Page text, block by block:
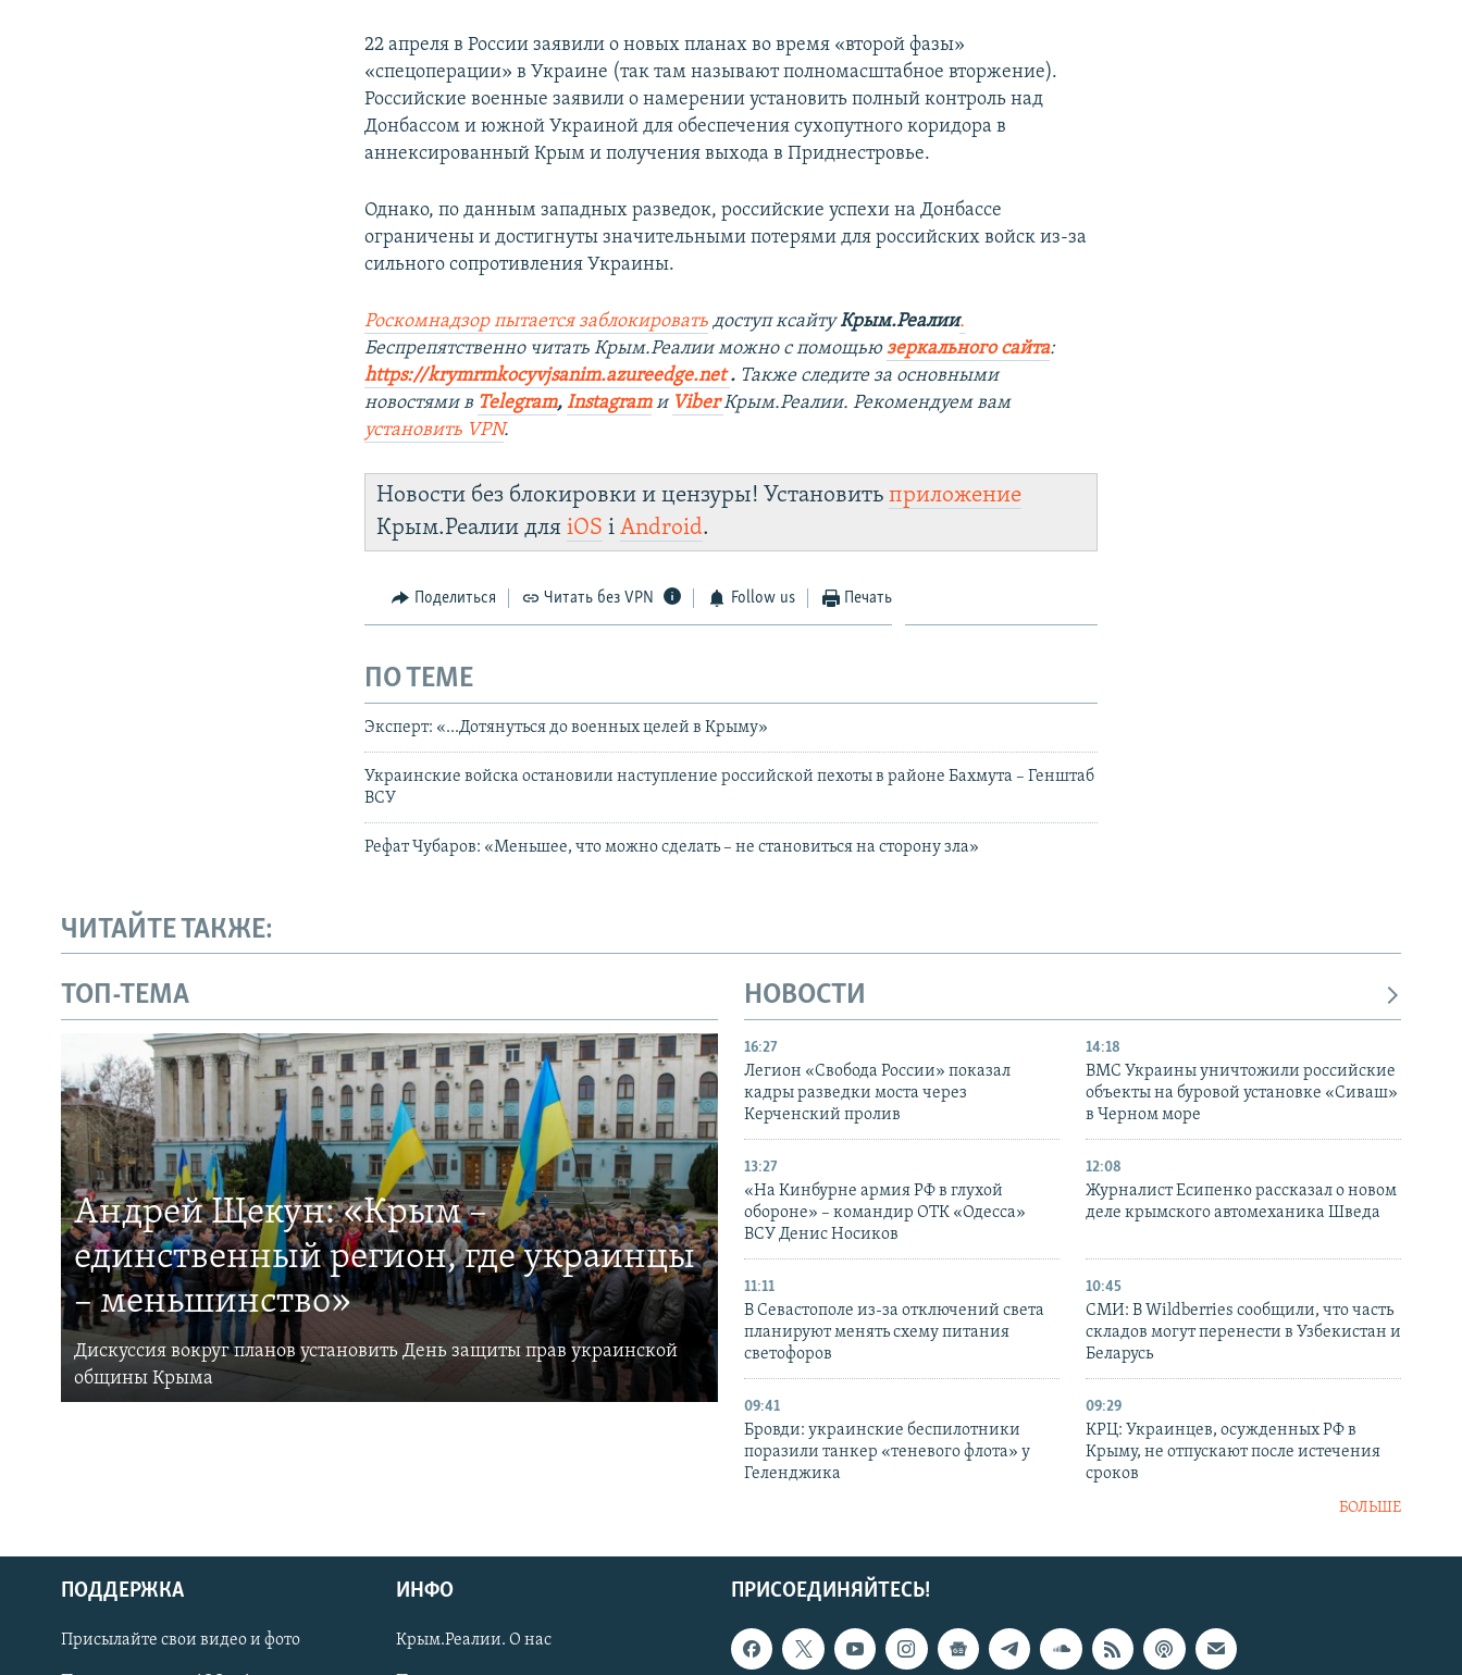
Українською
22 апреля в России заявили о новых планах во время «второй фазы»
«спецоперации» в Украине (так там называют полномасштабное вторжение).
Российские военные заявили о намерении установить полный контроль над
Донбассом и южной Украиной для обеспечения сухопутного коридора в
аннексированный Крым и получения выхода в Приднестровье.
Однако, по данным западных разведок, российские успехи на Донбассе
ограничены и достигнуты значительными потерями для российских войск из-за
сильного сопротивления Украины.
Роскомнадзор пытается заблокировать доступ ксайтуКрым.Реалии.
Беспрепятственно читать Крым.Реалии можно с помощьюзеркального сайта:
https://krymrmkocyvjsanim.azureedge.net. Также следите за основными
новостями в Telegram, Instagram и ViberКрым.Реалии. Рекомендуем вам
установить VPN.
Новости без блокировки и цензуры! Установитьприложение
Крым.Реалии дляiOS іAndroid.
Поделиться Читать без VPN Follow us Печать
ПО ТЕМЕ
Эксперт: «...Дотянуться до военных целей в Крыму»
Украинские войска остановили наступление российской пехоты в районе Бахмута – Генштаб
ВСУ
Рефат Чубаров: «Меньшее, что можно сделать – не становиться на сторону зла»
ЧИТАЙТЕ ТАКЖЕ:
ТОП-ТЕМА
Андрей Щекун: «Крым –
единственный регион, где украинцы
– меньшинство»
Дискуссия вокруг планов установить День защиты прав украинской
общины Крыма
НОВОСТИ
16:27
Легион «Свобода России» показал
кадры разведки моста через
Керченский пролив
14:18
ВМС Украины уничтожили российские
объекты на буровой установке «Сиваш»
в Черном море
13:27
«На Кинбурне армия РФ в глухой
обороне» – командир ОТК «Одесса»
ВСУ Денис Носиков
12:08
Журналист Есипенко рассказал о новом
деле крымского автомеханика Шведа
11:11
В Севастополе из-за отключений света
планируют менять схему питания
светофоров
10:45
СМИ: В Wildberries сообщили, что часть
складов могут перенести в Узбекистан и
Беларусь
09:41
Бровди: украинские беспилотники
поразили танкер «теневого флота» у
Геленджика
09:29
КРЦ: Украинцев, осужденных РФ в
Крыму, не отпускают после истечения
сроков
БОЛЬШЕ
ПРИСОЕДИНЯЙТЕСЬ!
ПОДДЕРЖКА
Присылайте свои видео и фото
ИНФО
Крым.Реалии. О нас